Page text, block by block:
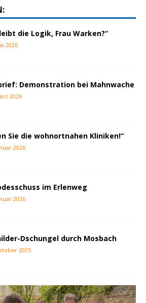
die Logik, Frau Warken?“
2026
Demonstration bei Mahnwache
2026
Sie die wohnortnahen Kliniken!“
2026
im Erlenweg
2026
Dschungel durch Mosbach
2025